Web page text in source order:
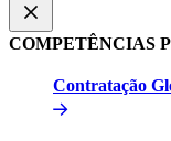
COMPETÊNCIAS
Contratação